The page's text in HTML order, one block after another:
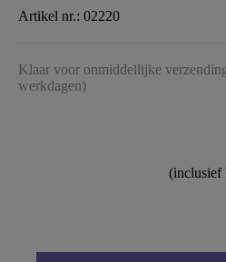
Artikel nr.: 02220
Klaar voor onmiddellijke
werkdagen)
(inclusief